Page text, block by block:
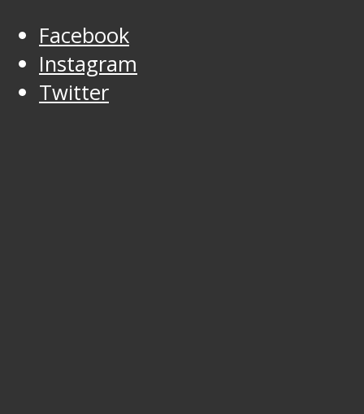
Facebook
Instagram
Twitter